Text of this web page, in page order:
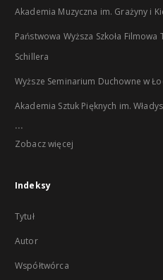
Akademia Muzyczna im. Grażyny i
Państwowa Wyższa Szkoła
Schillera
Wyższe Seminarium Duchowne w
Akademia Sztuk Pięknych im.
...
Zobacz więcej
Indeksy
Tytuł
Autor
Współtwórca